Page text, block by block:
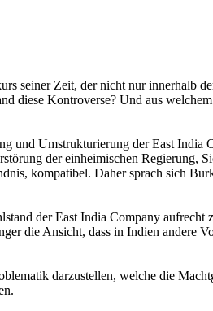
seiner Zeit, der nicht nur innerhalb
diese Kontroverse? Und aus
und Umstrukturierung der East India
der einheimischen Regierung,
kompatibel. Daher sprach sich
der East India Company aufrecht
die Ansicht, dass in Indien andere
darzustellen, welche die